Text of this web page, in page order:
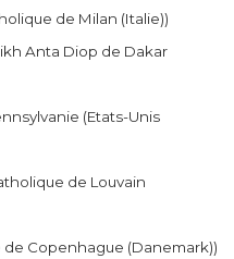
de Milan (Italie))
Anta Diop de Dakar
(Etats-Unis
de Louvain
de Copenhague (Danemark))